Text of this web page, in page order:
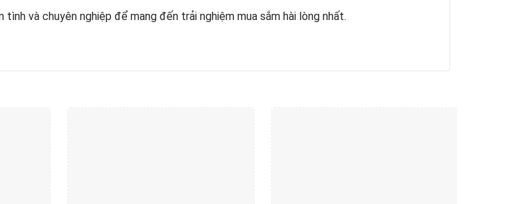
và chuyên nghiệp để mang đến trải nghiệm mua sắm hài lòng nhất.